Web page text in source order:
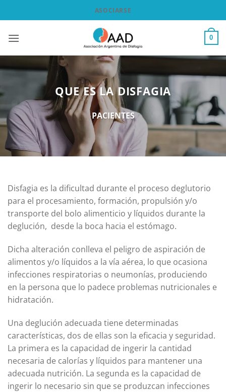
al
ASOCIARSE
0
QUE ES LA DISFAGIA
PACIENTES
Disfagia es la dificultad durante el proceso deglutorio
para el procesamiento, formación, propulsión y/o
transporte del bolo alimenticio y líquidos durante la
deglución, desde la boca hacia el estómago.
Dicha alteración conlleva el peligro de aspiración de
alimentos y/o líquidos a la vía aérea, lo que ocasiona
infecciones respiratorias o neumonías, produciendo
en la persona que lo padece problemas nutricionales e
hidratación.
Una deglución adecuada tiene determinadas
características, dos de ellas son la eficacia y seguridad.
La primera es la capacidad de ingerir la cantidad
necesaria de calorías y líquidos para mantener una
adecuada nutrición. La segunda es la capacidad de
ingerir lo necesario sin que se produzcan infecciones